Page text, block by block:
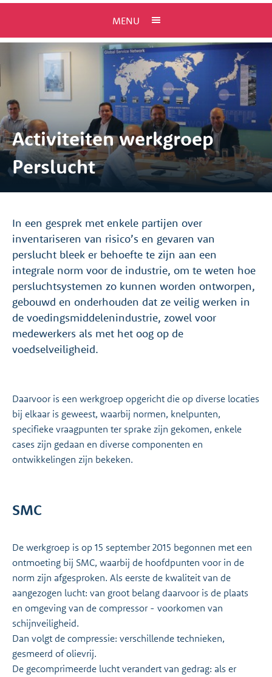
MENU
Activiteiten werkgroep
Perslucht
In een gesprek met enkele partijen over
inventariseren van risico’s en gevaren van
perslucht bleek er behoefte te zijn aan een
integrale norm voor de industrie, om te weten hoe
persluchtsystemen zo kunnen worden ontworpen,
gebouwd en onderhouden dat ze veilig werken in
de voedingsmiddelenindustrie, zowel voor
medewerkers als met het oog op de
voedselveiligheid.
Daarvoor is een werkgroep opgericht die op diverse locaties
bij elkaar is geweest, waarbij normen, knelpunten,
specifieke vraagpunten ter sprake zijn gekomen, enkele
cases zijn gedaan en diverse componenten en
ontwikkelingen zijn bekeken.
SMC
De werkgroep is op 15 september 2015 begonnen met een
ontmoeting bij SMC, waarbij de hoofdpunten voor in de
norm zijn afgesproken. Als eerste de kwaliteit van de
aangezogen lucht: van groot belang daarvoor is de plaats
en omgeving van de compressor - voorkomen van
schijnveiligheid.
Dan volgt de compressie: verschillende technieken,
gesmeerd of olievrij.
De gecomprimeerde lucht verandert van gedrag: als er